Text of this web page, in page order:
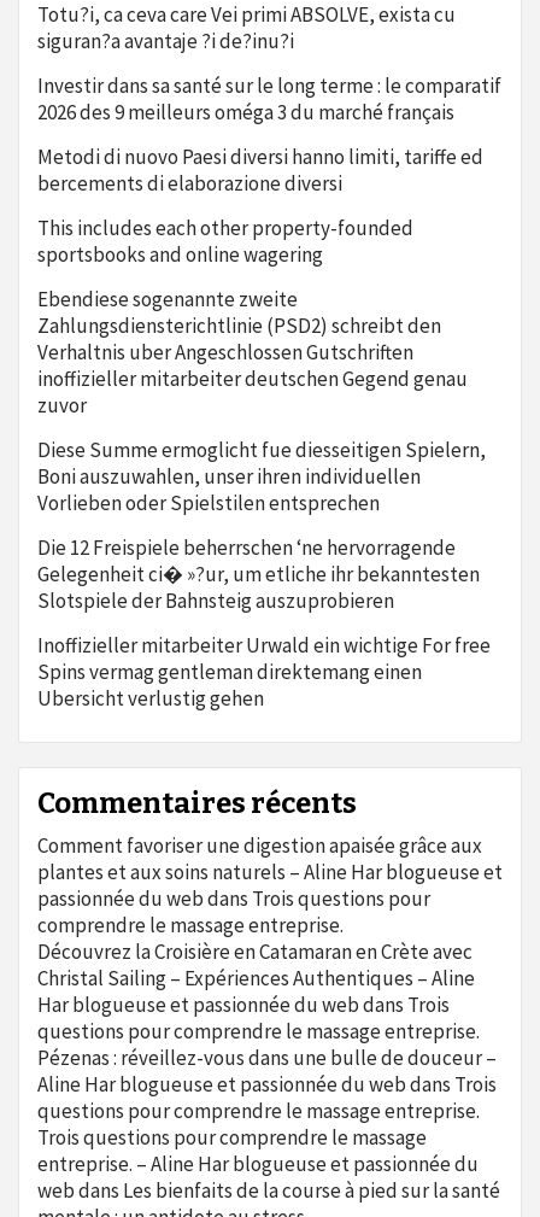
Totu?i, ca ceva care Vei primi ABSOLVE, exista cu
siguran?a avantaje ?i de?inu?i
Investir dans sa santé sur le long terme : le comparatif
2026 des 9 meilleurs oméga 3 du marché français
Metodi di nuovo Paesi diversi hanno limiti, tariffe ed
bercements di elaborazione diversi
This includes each other property-founded
sportsbooks and online wagering
Ebendiese sogenannte zweite
Zahlungsdiensterichtlinie (PSD2) schreibt den
Verhaltnis uber Angeschlossen Gutschriften
inoffizieller mitarbeiter deutschen Gegend genau
zuvor
Diese Summe ermoglicht fue diesseitigen Spielern,
Boni auszuwahlen, unser ihren individuellen
Vorlieben oder Spielstilen entsprechen
Die 12 Freispiele beherrschen ‘ne hervorragende
Gelegenheit ci� »?ur, um etliche ihr bekanntesten
Slotspiele der Bahnsteig auszuprobieren
Inoffizieller mitarbeiter Urwald ein wichtige For free
Spins vermag gentleman direktemang einen
Ubersicht verlustig gehen
Commentaires récents
Comment favoriser une digestion apaisée grâce aux
plantes et aux soins naturels – Aline Har blogueuse et
passionnée du webdans Trois questions pour
comprendre le massage entreprise.
Découvrez la Croisière en Catamaran en Crète avec
Christal Sailing – Expériences Authentiques – Aline
Har blogueuse et passionnée du webdans Trois
questions pour comprendre le massage entreprise.
Pézenas : réveillez-vous dans une bulle de douceur –
Aline Har blogueuse et passionnée du webdans Trois
questions pour comprendre le massage entreprise.
Trois questions pour comprendre le massage
entreprise. – Aline Har blogueuse et passionnée du
webdans Les bienfaits de la course à pied sur la santé